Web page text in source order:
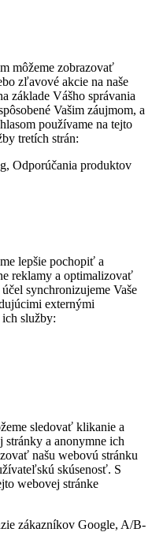
môžeme zobrazovať
zľavové akcie na naše
základe Vášho správania
Vašim záujmom, a
používame na tejto
tretích strán:
Odporúčania produktov
lepšie pochopiť a
reklamy a optimalizovať
synchronizujeme Vaše
externými
služby:
sledovať klikanie a
stránky a anonymne ich
našu webovú stránku
skúsenosť. S
webovej stránke
zákazníkov Google, A/B-